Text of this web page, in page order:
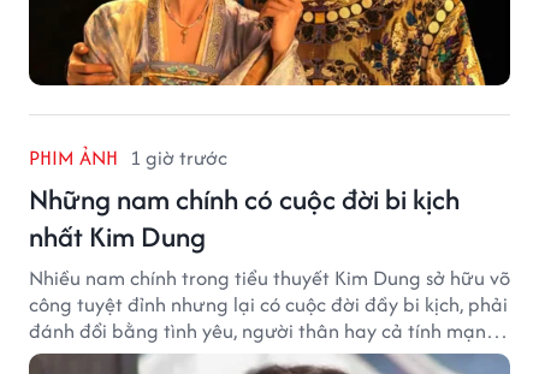
PHIM ẢNH 1 giờ trước
Những nam chính có cuộc đời bi kịch
nhất Kim Dung
Nhiều nam chính trong tiểu thuyết Kim Dung sở hữu võ
công tuyệt đỉnh nhưng lại có cuộc đời đầy bi kịch, phải
đánh đổi bằng tình yêu, người thân hay cả tính mạng,
khiến độc giả không khỏi tiếc nuối.